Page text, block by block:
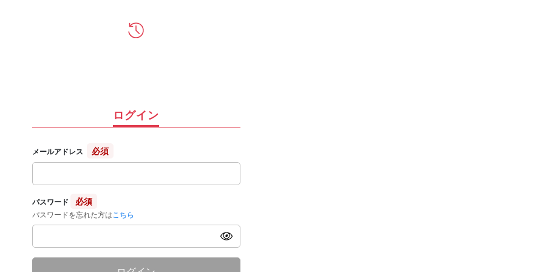
ログイン
メールアドレス 必須
パスワード 必須
パスワードを忘れた方は こちら